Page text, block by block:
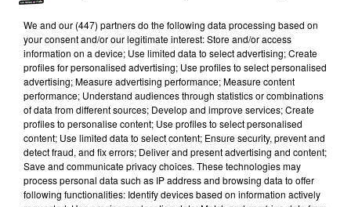
Lecture (4 min 11 sec)
We and our (447) partnersdo the following data processing based on
your consent and/or our legitimate interest: Store and/or access
information on a device; Use limited data to select advertising; Create
profiles for personalised advertising; Use profiles to select personalised
advertising; Measure advertising performance; Measure content
performance; Understand audiences through statistics or combinations
of data from different sources; Develop and improve services; Create
profiles to personalise content; Use profiles to select personalised
content; Use limited data to select content; Ensure security, prevent and
detect fraud, and fix errors; Deliver and present advertising and content;
Save and communicate privacy choices. These technologies may
process personal data such as IP address and browsing data to offer
following functionalities: Identify devices based on information actively